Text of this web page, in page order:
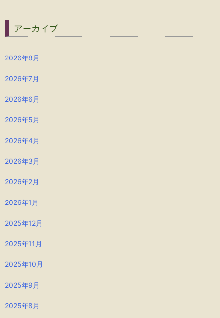
アーカイブ
2026年8月
2026年7月
2026年6月
2026年5月
2026年4月
2026年3月
2026年2月
2026年1月
2025年12月
2025年11月
2025年10月
2025年9月
2025年8月